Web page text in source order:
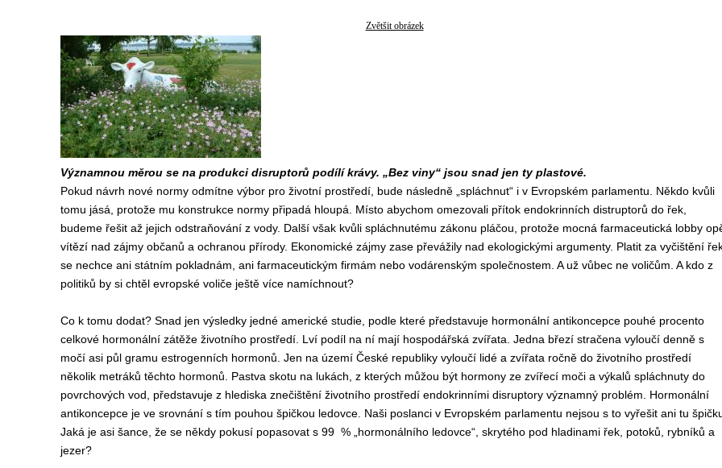
Zvětšit obrázek
Významnou měrou se na produkci disruptorů podílí krávy. „Bez viny“ jsou snad jen ty plastové.
Pokud návrh nové normy odmítne výbor pro životní prostředí, bude následně „spláchnut“ i v Evropském parlamentu. Někdo kvůli
tomu jásá, protože mu konstrukce normy připadá hloupá. Místo abychom omezovali přítok endokrinních distruptorů do řek,
budeme řešit až jejich odstraňování z vody. Další však kvůli spláchnutému zákonu pláčou, protože mocná farmaceutická lobby
vítězí nad zájmy občanů a ochranou přírody. Ekonomické zájmy zase převážily nad ekologickými argumenty. Platit za vyčištění
se nechce ani státním pokladnám, ani farmaceutickým firmám nebo vodárenským společnostem. A už vůbec ne voličům. A kdo z
politiků by si chtěl evropské voliče ještě více namíchnout?
Co k tomu dodat? Snad jen výsledky jedné americké studie, podle které představuje hormonální antikoncepce pouhé procento
celkové hormonální zátěže životního prostředí. Lví podíl na ní mají hospodářská zvířata. Jedna březí stračena vyloučí denně s
močí asi půl gramu estrogenních hormonů. Jen na území České republiky vyloučí lidé a zvířata ročně do životního prostředí
několik metráků těchto hormonů. Pastva skotu na lukách, z kterých můžou být hormony ze zvířecí moči a výkalů spláchnuty do
povrchových vod, představuje z hlediska znečištění životního prostředí endokrinními disruptory významný problém. Hormonální
antikoncepce je ve srovnání s tím pouhou špičkou ledovce. Naši poslanci v Evropském parlamentu nejsou s to vyřešit ani tu
Jaká je asi šance, že se někdy pokusí popasovat s 99 % „hormonálního ledovce“, skrytého pod hladinami řek, potoků, rybníků a
jezer?